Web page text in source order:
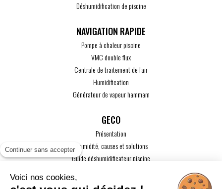
Continuer sans accepter
Voici nos cookies,
Déshumidification de piscine
Pompe à chaleur piscine
VMC double flux
Centrale de traitement de l'air
Humidification
Générateur de vapeur hammam
GECO
Présentation
L'humidité, causes et solutions
Guide déshumidificateur piscine
Guide VMC